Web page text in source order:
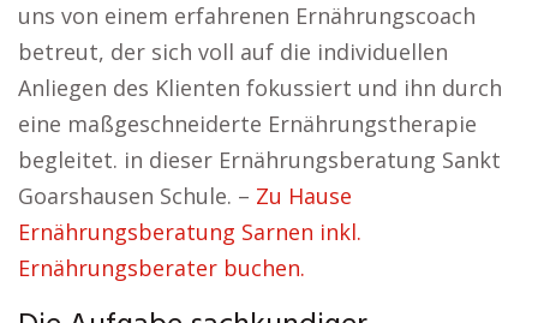
uns von einem erfahrenen Ernährungscoach
betreut, der sich voll auf die individuellen
Anliegen des Klienten fokussiert und ihn durch
eine maßgeschneiderte Ernährungstherapie
begleitet. in dieser Ernährungsberatung Sankt
Goarshausen Schule. – Zu Hause
Ernährungsberatung Sarnen inkl.
Ernährungsberater buchen.